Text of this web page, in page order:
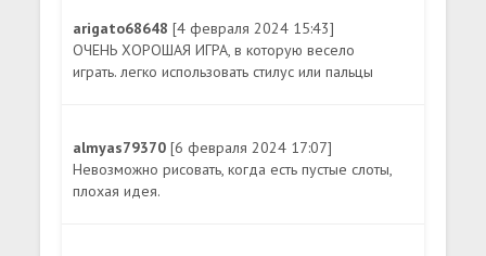
arigato68648[4 февраля 2024 15:43]
ОЧЕНЬ ХОРОШАЯ ИГРА, в которую весело
играть. легко использовать стилус или пальцы
almyas79370[6 февраля 2024 17:07]
Невозможно рисовать, когда есть пустые слоты,
плохая идея.